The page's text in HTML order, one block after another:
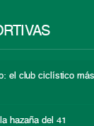
el club ciclístico
hazaña del 41